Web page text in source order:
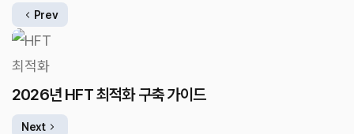
Prev
2026년 HFT 최적화 구축 가이드
Next